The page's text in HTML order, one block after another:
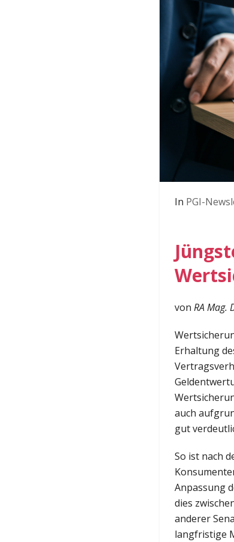
In PGI-
von RA Mag.
Erhaltung
auch
gut
So ist nach
Anpassung
dies
anderer
langfristige